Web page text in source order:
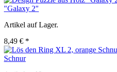
"Galaxy 2"
Artikel auf Lager.
8,49 € *
Schnur